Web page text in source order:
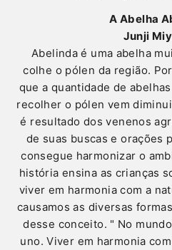
A Abelha
Junji
Abelinda é uma abelha
colhe o pólen da região.
que a quantidade de
recolher o pólen vem
é resultado dos venenos
de suas buscas e orações
consegue harmonizar o
história ensina as crianças
viver em harmonia com a
causamos as diversas
desse conceito. " No
uno. Viver em harmonia